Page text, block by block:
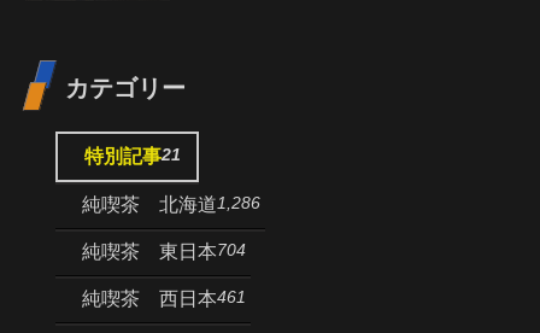
カテゴリー
特別記事21
純喫茶 北海道1,286
純喫茶 東日本704
純喫茶 西日本461